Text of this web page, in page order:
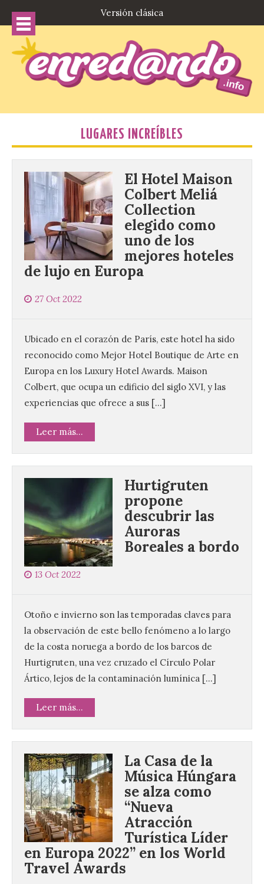
Versión clásica
LUGARES INCREÍBLES
El Hotel Maison
Colbert Meliá
Collection
elegido como
uno de los
mejores hoteles
de lujo en Europa
27 Oct 2022
Ubicado en el corazón de París, este hotel ha sido
reconocido como Mejor Hotel Boutique de Arte en
Europa en los Luxury Hotel Awards. Maison
Colbert, que ocupa un edificio del siglo XVI, y las
experiencias que ofrece a sus […]
Leer más...
Hurtigruten
propone
descubrir las
Auroras
Boreales a bordo
13 Oct 2022
Otoño e invierno son las temporadas claves para
la observación de este bello fenómeno a lo largo
de la costa noruega a bordo de los barcos de
Hurtigruten, una vez cruzado el Círculo Polar
Ártico, lejos de la contaminación lumínica […]
Leer más...
La Casa de la
Música Húngara
se alza como
“Nueva
Atracción
Turística Líder
en Europa 2022” en los World
Travel Awards